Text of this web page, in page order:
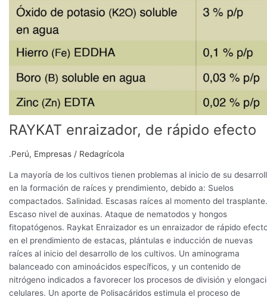
RAYKAT enraizador, de rápido efecto
.Perú, Empresas / Redagrícola
La mayoría de los cultivos tienen problemas al inicio de su
en la formación de raíces y prendimiento, debido a: Suelos
compactados. Salinidad. Escasas raíces al momento del trasplante.
Escaso nivel de auxinas. Ataque de nematodos y hongos
fitopatógenos. Raykat Enraizador es un enraizador de rápido
en el prendimiento de estacas, plántulas e inducción de nuevas
raíces al inicio del desarrollo de los cultivos. Un aminograma
balanceado con aminoácidos específicos, y un contenido de
nitrógeno indicados a favorecer los procesos de división y
celulares. Un aporte de Polisacáridos estimula el proceso de